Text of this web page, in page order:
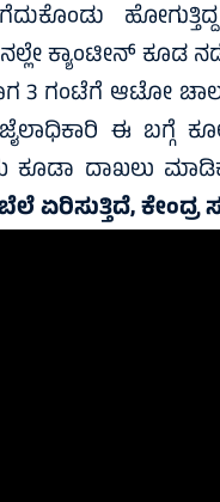
ಕ್ಯಾಂಟೀನ್‌ ಕೂಡ
ಗಂಟೆಗೆ ಆಟೋ
ಈ ಬಗ್ಗೆ
ಕೂಡಾ ದಾಖಲು
ಬೆಲೆ ಏರಿಸುತ್ತಿದೆ,